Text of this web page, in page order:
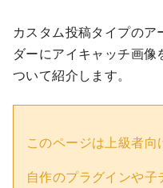
カスタム投稿タイプの
ダーにアイキャッチ画
ついて紹介します。
このページは上級者向
自作のプラグインや